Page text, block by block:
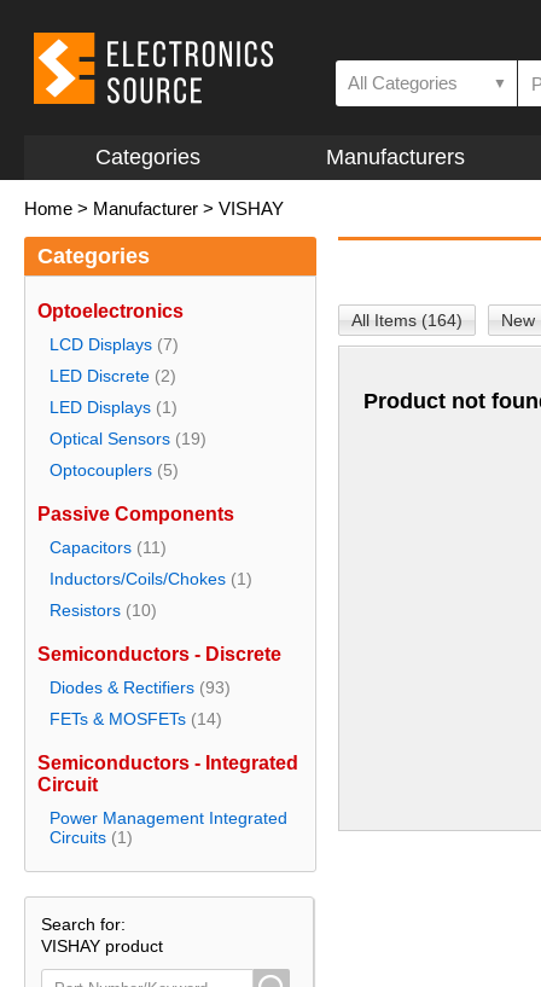
All Categories ▼
Categories Manufacturers
Home > Manufacturer > VISHAY
Categories
Optoelectronics
LCD Displays (7)
LED Discrete (2)
LED Displays (1)
Optical Sensors (19)
Optocouplers (5)
Passive Components
Capacitors (11)
Inductors/Coils/Chokes (1)
Resistors (10)
Semiconductors - Discrete
Diodes & Rectifiers (93)
FETs & MOSFETs (14)
Semiconductors - Integrated
Circuit
Power Management Integrated
Circuits (1)
Search for:
VISHAY product
All Items (164) New
Product not